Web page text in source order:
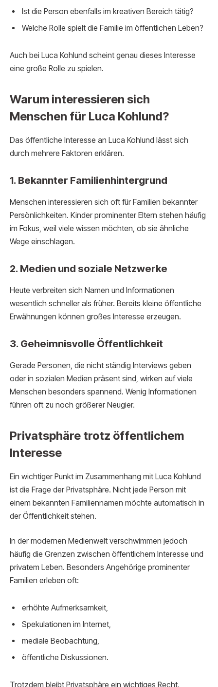
Ist die Person ebenfalls im kreativen Bereich tätig?
Welche Rolle spielt die Familie im öffentlichen Leben?
Auch bei Luca Kohlund scheint genau dieses Interesse
eine große Rolle zu spielen.
Warum interessieren sich
Menschen für Luca Kohlund?
Das öffentliche Interesse an Luca Kohlund lässt sich
durch mehrere Faktoren erklären.
1. Bekannter Familienhintergrund
Menschen interessieren sich oft für Familien bekannter
Persönlichkeiten. Kinder prominenter Eltern stehen häufig
im Fokus, weil viele wissen möchten, ob sie ähnliche
Wege einschlagen.
2. Medien und soziale Netzwerke
Heute verbreiten sich Namen und Informationen
wesentlich schneller als früher. Bereits kleine öffentliche
Erwähnungen können großes Interesse erzeugen.
3. Geheimnisvolle Öffentlichkeit
Gerade Personen, die nicht ständig Interviews geben
oder in sozialen Medien präsent sind, wirken auf viele
Menschen besonders spannend. Wenig Informationen
führen oft zu noch größerer Neugier.
Privatsphäre trotz öffentlichem
Interesse
Ein wichtiger Punkt im Zusammenhang mit Luca Kohlund
ist die Frage der Privatsphäre. Nicht jede Person mit
einem bekannten Familiennamen möchte automatisch in
der Öffentlichkeit stehen.
In der modernen Medienwelt verschwimmen jedoch
häufig die Grenzen zwischen öffentlichem Interesse und
privatem Leben. Besonders Angehörige prominenter
Familien erleben oft:
erhöhte Aufmerksamkeit,
Spekulationen im Internet,
mediale Beobachtung,
öffentliche Diskussionen.
Trotzdem bleibt Privatsphäre ein wichtiges Recht.